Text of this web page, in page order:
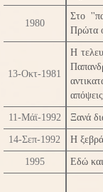
1980
Στο
Πρώτα
13-Οκτ-1981
Η
απόψεις
11-Μάϊ-1992 Ξανά
14-Σεπ-1992 Η
1995 Εδώ